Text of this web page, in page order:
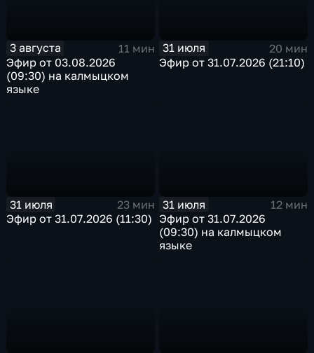
3 августа
11 мин
Эфир от 03.08.2026
(09:30) на калмыцком
языке
31 июля
20 мин
Эфир от 31.07.2026 (21:10)
31 июля
23 мин
Эфир от 31.07.2026 (11:30)
31 июля
12 мин
Эфир от 31.07.2026
(09:30) на калмыцком
языке